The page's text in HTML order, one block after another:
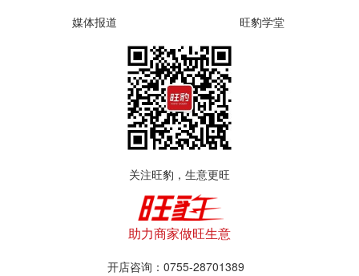
媒体报道 旺豹学堂
关注旺豹，生意更旺
助力商家做旺生意
开店咨询：0755-28701389